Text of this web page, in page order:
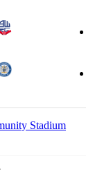
Stadium